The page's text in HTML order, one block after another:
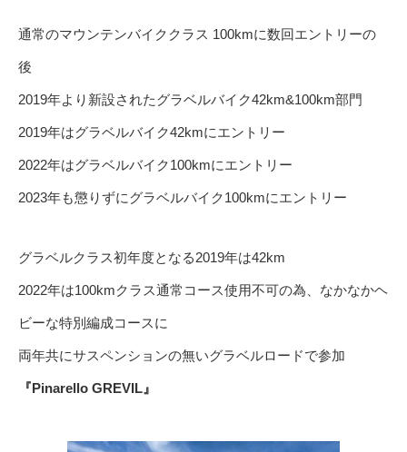
通常のマウンテンバイククラス 100kmに数回エントリーの
後
2019年より新設されたグラベルバイク42km&100km部門
2019年はグラベルバイク42kmにエントリー
2022年はグラベルバイク100kmにエントリー
2023年も懲りずにグラベルバイク100kmにエントリー
グラベルクラス初年度となる2019年は42km
2022年は100kmクラス通常コース使用不可の為、なかなかヘ
ビーな特別編成コースに
両年共にサスペンションの無いグラベルロードで参加
『Pinarello GREVIL』